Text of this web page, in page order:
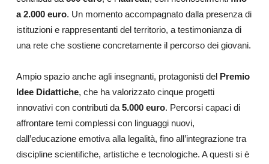
a 2.000 euro. Un momento accompagnato dalla presenza di
istituzioni e rappresentanti del territorio, a testimonianza di
una rete che sostiene concretamente il percorso dei giovani.
Ampio spazio anche agli insegnanti, protagonisti del Premio
Idee Didattiche, che ha valorizzato cinque progetti
innovativi con contributi da 5.000 euro. Percorsi capaci di
affrontare temi complessi con linguaggi nuovi,
dall’educazione emotiva alla legalità, fino all’integrazione tra
discipline scientifiche, artistiche e tecnologiche. A questi si è